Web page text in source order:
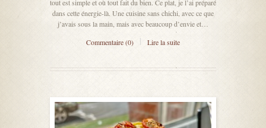
tout est simple et où tout fait du bien. Ce plat, je l’ai préparé
dans cette énergie-là. Une cuisine sans chichi, avec ce que
j’avais sous la main, mais avec beaucoup d’envie et…
Commentaire (0)
Lire la suite